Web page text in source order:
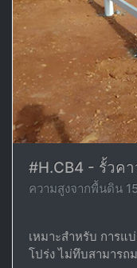
#H.CB4 - รั้วค
ความสูงจากพื้นดิน
เหมาะสำหรับ การแ
โปร่ง ไม่ทึบสามารถ